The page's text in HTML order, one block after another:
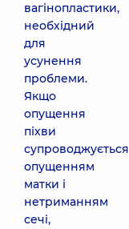
вагінопластики,
необхідний
для
усунення
проблеми.
Якщо
опущення
піхви
супроводжується
опущенням
матки і
нетриманням
сечі,